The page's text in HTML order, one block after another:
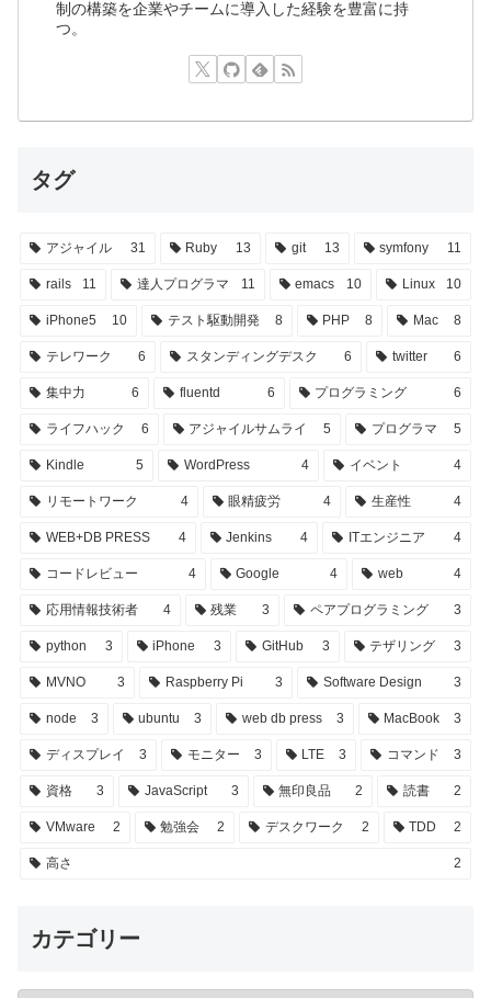
制の構築を企業やチームに導入した経験を豊富に持
つ。
タグ
アジャイル 31 Ruby 13 git 13 symfony 11
rails 11 達人プログラマ 11 emacs 10 Linux 10
iPhone5 10 テスト駆動開発 8 PHP 8 Mac 8
テレワーク 6 スタンディングデスク 6 twitter 6
集中力 6 fluentd 6 プログラミング 6
ライフハック 6 アジャイルサムライ 5 プログラマ 5
Kindle 5 WordPress 4 イベント 4
リモートワーク 4 眼精疲労 4 生産性 4
WEB+DB PRESS 4 Jenkins 4 ITエンジニア 4
コードレビュー 4 Google 4 web 4
応用情報技術者 4 残業 3 ペアプログラミング 3
python 3 iPhone 3 GitHub 3 テザリング 3
MVNO 3 Raspberry Pi 3 Software Design 3
node 3 ubuntu 3 web db press 3 MacBook 3
ディスプレイ 3 モニター 3 LTE 3 コマンド 3
資格 3 JavaScript 3 無印良品 2 読書 2
VMware 2 勉強会 2 デスクワーク 2 TDD 2
高さ 2
カテゴリー